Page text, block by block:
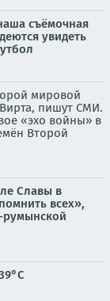
съёмочная
увидеть
мировой
пишут СМИ.
«эхо войны» в
Второй
Славы в
всех»,
румынской